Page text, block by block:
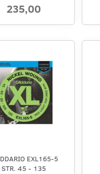
235,00
EXL165-5
STR. 45 - 135